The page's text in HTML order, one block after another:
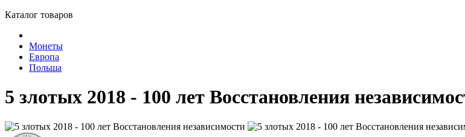
Каталог товаров
Монеты
Европа
Польша
5 злотых 2018 - 100 лет Восстановления